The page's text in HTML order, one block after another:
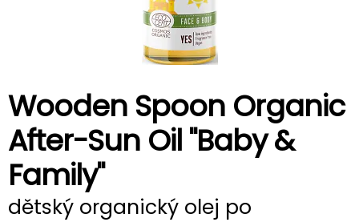
Wooden Spoon Organic
After-Sun Oil "Baby &
Family"
dětský organický olej po